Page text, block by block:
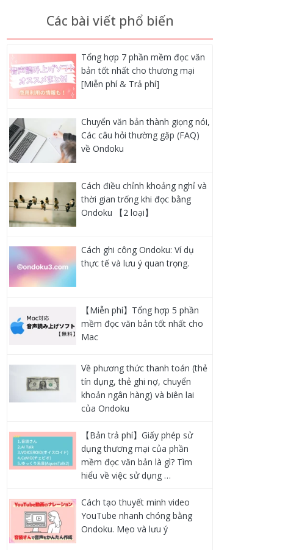
Các bài viết phổ biến
Tổng hợp 7 phần mềm đọc văn
bản tốt nhất cho thương mại
[Miễn phí & Trả phí]
Chuyển văn bản thành giọng nói,
Các câu hỏi thường gặp (FAQ)
về Ondoku
Cách điều chỉnh khoảng nghỉ và
thời gian trống khi đọc bằng
Ondoku 【2 loại】
Cách ghi công Ondoku: Ví dụ
thực tế và lưu ý quan trọng.
【Miễn phí】Tổng hợp 5 phần
mềm đọc văn bản tốt nhất cho
Mac
Về phương thức thanh toán (thẻ
tín dụng, thẻ ghi nợ, chuyển
khoản ngân hàng) và biên lai
của Ondoku
【Bản trả phí】Giấy phép sử
dụng thương mại của phần
mềm đọc văn bản là gì? Tìm
hiểu về việc sử dụng …
Cách tạo thuyết minh video
YouTube nhanh chóng bằng
Ondoku. Mẹo và lưu ý